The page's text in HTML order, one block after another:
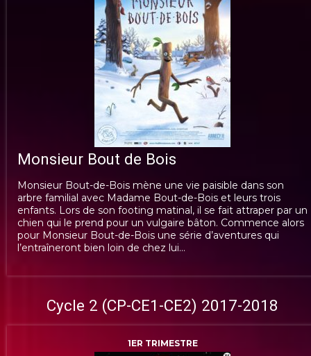
Monsieur Bout de Bois
Monsieur Bout-de-Bois mène une vie paisible dans son
arbre familial avec Madame Bout-de-Bois et leurs trois
enfants. Lors de son footing matinal, il se fait attraper par un
chien qui le prend pour un vulgaire bâton. Commence alors
pour Monsieur Bout-de-Bois une série d’aventures qui
l’entraîneront bien loin de chez lui…
Cycle 2 (CP-CE1-CE2) 2017-2018
1ER TRIMESTRE